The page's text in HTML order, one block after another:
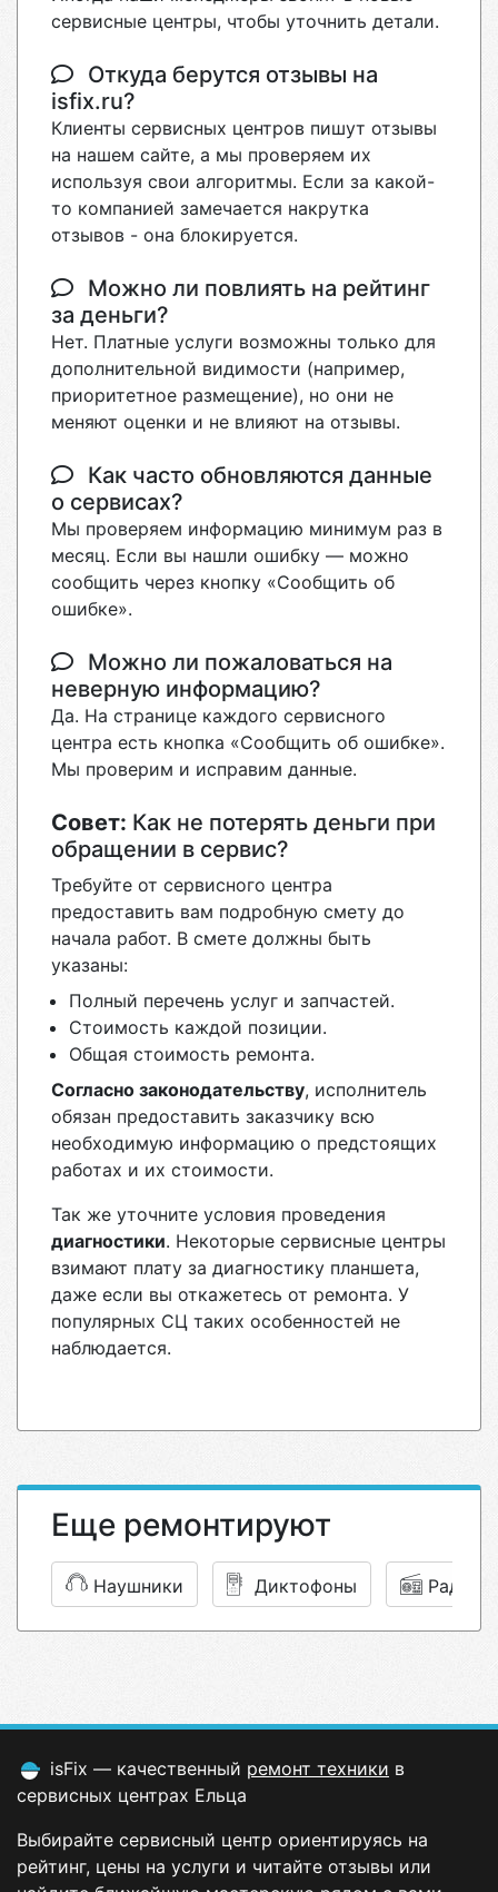
сервисные центры, чтобы уточнить детали.
Откуда берутся отзывы на
isfix.ru?
Клиенты сервисных центров пишут отзывы
на нашем сайте, а мы проверяем их
используя свои алгоритмы. Если за какой-
то компанией замечается накрутка
отзывов - она блокируется.
Можно ли повлиять на рейтинг
за деньги?
Нет. Платные услуги возможны только для
дополнительной видимости (например,
приоритетное размещение), но они не
меняют оценки и не влияют на отзывы.
Как часто обновляются данные
о сервисах?
Мы проверяем информацию минимум раз в
месяц. Если вы нашли ошибку — можно
сообщить через кнопку «Сообщить об
ошибке».
Можно ли пожаловаться на
неверную информацию?
Да. На странице каждого сервисного
центра есть кнопка «Сообщить об ошибке».
Мы проверим и исправим данные.
Совет: Как не потерять деньги при
обращении в сервис?
Требуйте от сервисного центра
предоставить вам подробную смету до
начала работ. В смете должны быть
указаны:
Полный перечень услуг и запчастей.
Стоимость каждой позиции.
Общая стоимость ремонта.
Согласно законодательству, исполнитель
обязан предоставить заказчику всю
необходимую информацию о предстоящих
работах и их стоимости.
Так же уточните условия проведения
диагностики. Некоторые сервисные центры
взимают плату за диагностику планшета,
даже если вы откажетесь от ремонта. У
популярных СЦ таких особенностей не
наблюдается.
Еще ремонтируют
Наушники Диктофоны
isFix — качественный ремонт техники в
сервисных центрах Ельца
Выбирайте сервисный центр ориентируясь на
рейтинг, цены на услуги и читайте отзывы или